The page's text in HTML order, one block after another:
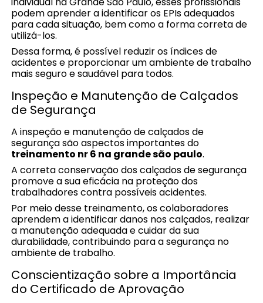
podem aprender a identificar os EPIs adequados
para cada situação, bem como a forma correta de
utilizá-los.
Dessa forma, é possível reduzir os índices de
acidentes e proporcionar um ambiente de trabalho
mais seguro e saudável para todos.
Inspeção e Manutenção de Calçados
de Segurança
A inspeção e manutenção de calçados de
segurança são aspectos importantes do
treinamento nr 6 na grande são paulo.
A correta conservação dos calçados de segurança
promove a sua eficácia na proteção dos
trabalhadores contra possíveis acidentes.
Por meio desse treinamento, os colaboradores
aprendem a identificar danos nos calçados, realizar
a manutenção adequada e cuidar da sua
durabilidade, contribuindo para a segurança no
ambiente de trabalho.
Conscientização sobre a Importância
do Certificado de Aprovação